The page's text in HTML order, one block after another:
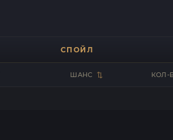
СПОЙЛ
ШАНС КОЛ-